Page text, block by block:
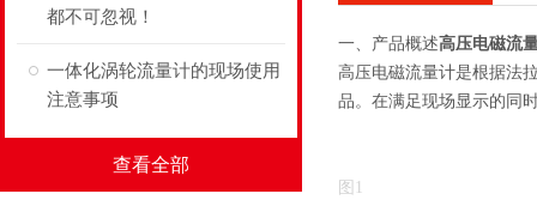
都不可忽视！
一体化涡轮流量计的现场使用
注意事项
查看全部
一、产品概述高压电磁流
高压电磁流量计是根据法
品。在满足现场显示的同
图1